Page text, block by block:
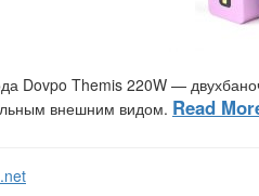
Dovpo Themis 220W —
внешним видом. Read